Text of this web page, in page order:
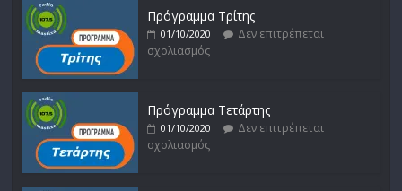
Πρόγραμμα Τρίτης
01/10/2020
Δεν επιτρέπεται
σχολιασμός
Πρόγραμμα Τετάρτης
01/10/2020
Δεν επιτρέπεται
σχολιασμός